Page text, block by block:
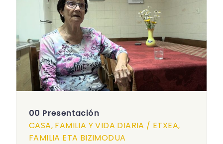
00 Presentación
CASA, FAMILIA Y VIDA DIARIA / ETXEA,
FAMILIA ETA BIZIMODUA